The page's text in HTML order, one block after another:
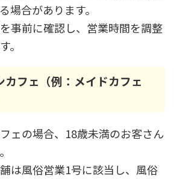
場合があります。
事前に確認し、営業時間を調整
。
カフェ（例：メイドカフェ
ェの場合、18歳未満のお客さん
は風俗営業1号に該当し、風俗